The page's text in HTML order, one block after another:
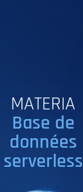
MATERIA
Base de
données
serverless